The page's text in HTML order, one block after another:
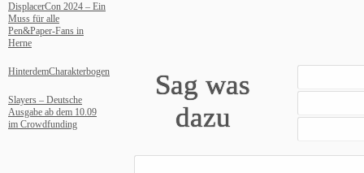
DisplacerCon 2024 – Ein
Muss für alle
Pen&Paper-Fans in
Herne
HinterdemCharakterbogen
Slayers – Deutsche
Ausgabe ab dem 10.09
im Crowdfunding
Sag was
dazu